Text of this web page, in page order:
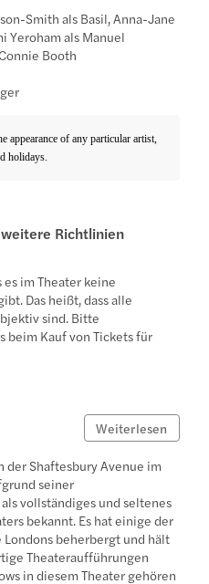
Smith als Basil, Anna-Jane
Yeroham als Manuel
Booth
appearance of any particular artist,
holidays.
Richtlinien
im Theater keine
Das heißt, dass alle
sind. Bitte
beim Kauf von Tickets für
Weiterlesen
der Shaftesbury Avenue im
seiner
vollständiges und seltenes
bekannt. Es hat einige der
beherbergt und hält
Theateraufführungen
in diesem Theater gehören